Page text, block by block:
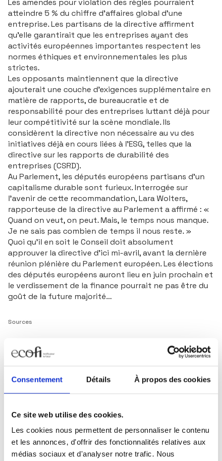
Consentement Détails À propos des cookies
Ce site web utilise des cookies.
Les cookies nous permettent de personnaliser le contenu
et les annonces, d'offrir des fonctionnalités relatives aux
médias sociaux et d'analyser notre trafic. Nous
Les amendes pour violation des règles pourraient
atteindre 5 % du chiffre d'affaires global d'une
entreprise. Les partisans de la directive affirment
qu'elle garantirait que les entreprises ayant des
activités européennes importantes respectent les
normes éthiques et environnementales les plus
strictes.
Les opposants maintiennent que la directive
ajouterait une couche d'exigences supplémentaire en
matière de rapports, de bureaucratie et de
responsabilité pour des entreprises luttant déjà pour
leur compétitivité sur la scène mondiale. Ils
considèrent la directive non nécessaire au vu des
initiatives déjà en cours liées à l'ESG, telles que la
directive sur les rapports de durabilité des
entreprises (CSRD).
Au Parlement, les députés européens partisans d'un
capitalisme durable sont furieux. Interrogée sur
l'avenir de cette recommandation,Lara Wolters,
rapporteuse de la directive au Parlement a affirmé : «
Quand on veut, on peut. Mais, le temps nous manque.
Je ne sais pas combien de temps il nous reste. »
Quoi qu'il en soit le Conseil doit absolument
approuver la directive d'ici mi-avril, avant la dernière
réunion plénière du Parlement européen. Les élections
des députés européens auront lieu en juin prochain et
le verdissement de la finance pourrait ne pas être du
goût de la future majorité…
Sources
François LETT